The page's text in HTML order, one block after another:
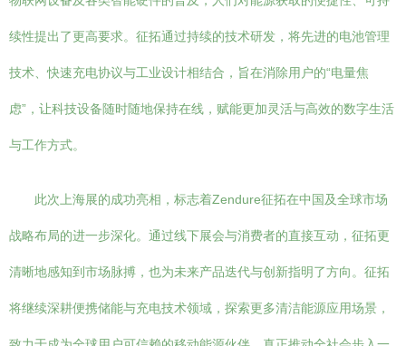
续性提出了更高要求。征拓通过持续的技术研发，将先进的电池管理
技术、快速充电协议与工业设计相结合，旨在消除用户的“电量焦
虑”，让科技设备随时随地保持在线，赋能更加灵活与高效的数字生活
与工作方式。
此次上海展的成功亮相，标志着Zendure征拓在中国及全球市场
战略布局的进一步深化。通过线下展会与消费者的直接互动，征拓更
清晰地感知到市场脉搏，也为未来产品迭代与创新指明了方向。征拓
将继续深耕便携储能与充电技术领域，探索更多清洁能源应用场景，